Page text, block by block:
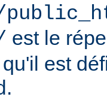
est le
est
.